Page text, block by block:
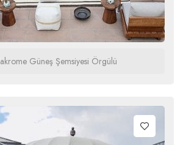
Güneş Şemsiyesi Örgülü